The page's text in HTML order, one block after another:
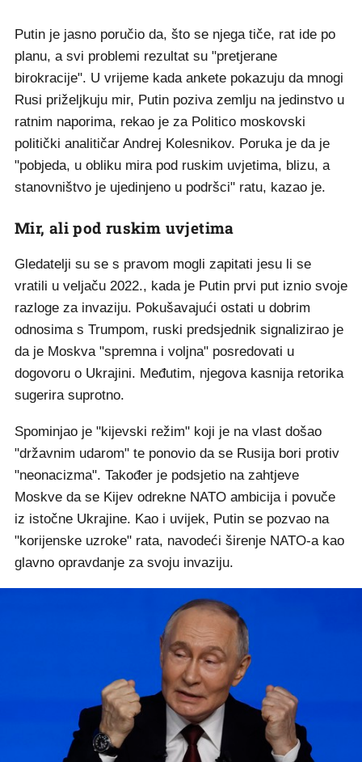
Putin je jasno poručio da, što se njega tiče, rat ide po
planu, a svi problemi rezultat su "pretjerane
birokracije". U vrijeme kada ankete pokazuju da mnogi
Rusi priželjkuju mir, Putin poziva zemlju na jedinstvo u
ratnim naporima, rekao je za Politico moskovski
politički analitičar Andrej Kolesnikov. Poruka je da je
"pobjeda, u obliku mira pod ruskim uvjetima, blizu, a
stanovništvo je ujedinjeno u podršci" ratu, kazao je.
Mir, ali pod ruskim uvjetima
Gledatelji su se s pravom mogli zapitati jesu li se
vratili u veljaču 2022., kada je Putin prvi put iznio svoje
razloge za invaziju. Pokušavajući ostati u dobrim
odnosima s Trumpom, ruski predsjednik signalizirao je
da je Moskva "spremna i voljna" posredovati u
dogovoru o Ukrajini. Međutim, njegova kasnija retorika
sugerira suprotno.
Spominjao je "kijevski režim" koji je na vlast došao
"državnim udarom" te ponovio da se Rusija bori protiv
"neonacizma". Također je podsjetio na zahtjeve
Moskve da se Kijev odrekne NATO ambicija i povuče
iz istočne Ukrajine. Kao i uvijek, Putin se pozvao na
"korijenske uzroke" rata, navodeći širenje NATO-a kao
glavno opravdanje za svoju invaziju.